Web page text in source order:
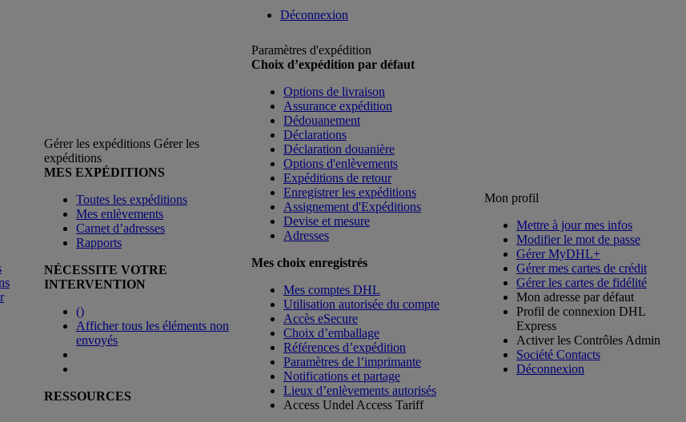
Déconnexion
Gérer les expéditions Gérer les
expéditions
MES EXPÉDITIONS
Toutes les expéditions
Mes enlèvements
Carnet d’adresses
Rapports
NÉCESSITE VOTRE
INTERVENTION
()
Afficher tous les éléments non
envoyés
RESSOURCES
Paramètres d'expédition
Choix d’expédition par défaut
Options de livraison
Assurance expédition
Dédouanement
Déclarations
Déclaration douanière
Options d'enlèvements
Expéditions de retour
Enregistrer les expéditions
Assignement d'Expéditions
Devise et mesure
Adresses
Mes choix enregistrés
Mes comptes DHL
Utilisation autorisée du compte
Accès eSecure
Choix d’emballage
Références d’expédition
Paramètres de l’imprimante
Notifications et partage
Lieux d’enlèvements autorisés
Access Undel Access Tariff
Mon profil
Mettre à jour mes infos
Modifier le mot de passe
Gérer MyDHL+
Gérer mes cartes de crédit
Gérer les cartes de fidélité
Mon adresse par défaut
Profil de connexion DHL
Express
Activer les Contrôles Admin
Société Contacts
Déconnexion